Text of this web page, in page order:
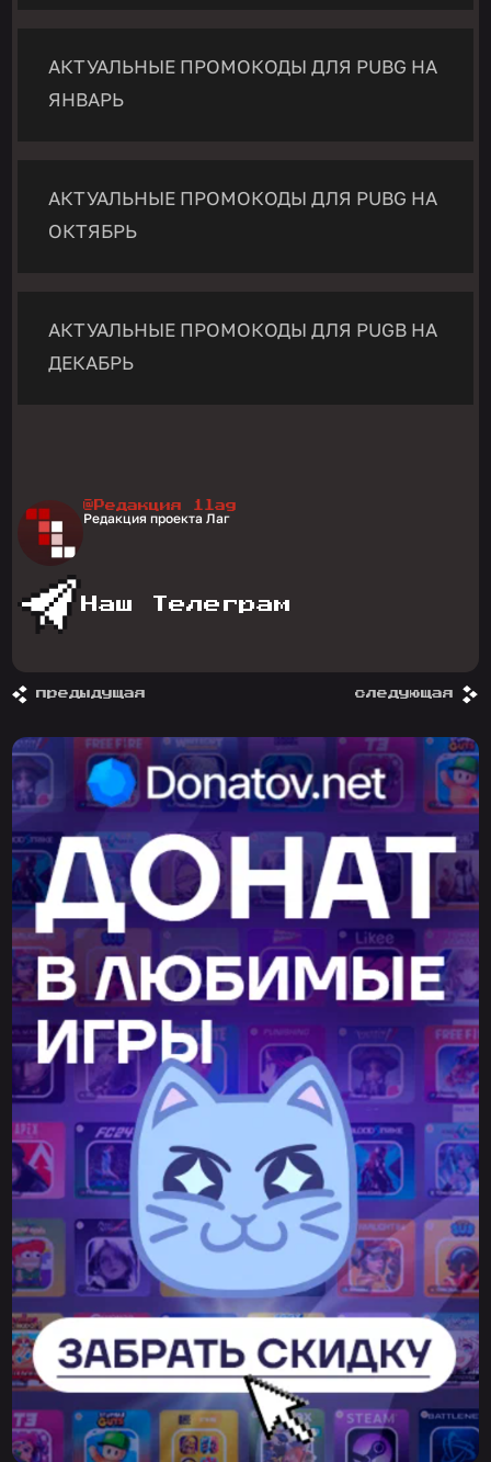
АКТУАЛЬНЫЕ ПРОМОКОДЫ ДЛЯ PUBG НА
ЯНВАРЬ
АКТУАЛЬНЫЕ ПРОМОКОДЫ ДЛЯ PUBG НА
ОКТЯБРЬ
АКТУАЛЬНЫЕ ПРОМОКОДЫ ДЛЯ PUGB НА
ДЕКАБРЬ
@Редакция 1lag
Редакция проекта Лаг
Наш Телеграм
предыдущая следующая